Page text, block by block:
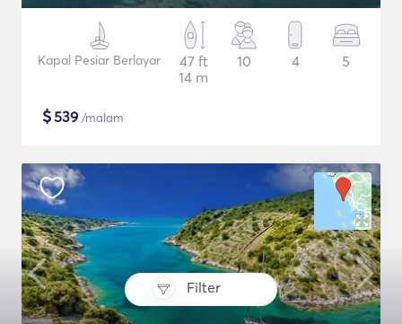
Filter
Kapal Pesiar Berlayar
47 ft
14 m
10 4 5
$539 /malam